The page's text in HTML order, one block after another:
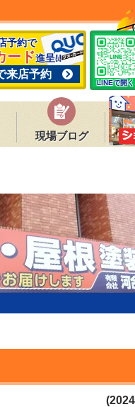
予約で
ード進呈!!
来店予約
LINEで開く
現場ブログ